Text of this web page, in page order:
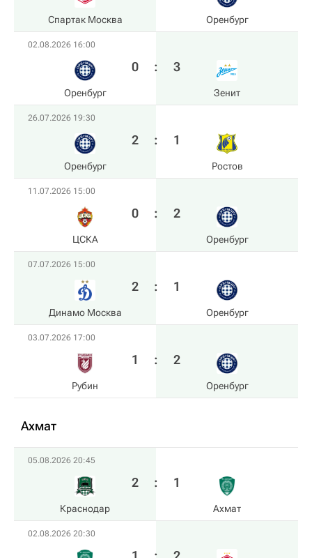
Спартак Москва Оренбург
02.08.2026 16:00
Оренбург
0 : 3
Зенит
26.07.2026 19:30
Оренбург
2 : 1
Ростов
11.07.2026 15:00
ЦСКА
0 : 2
Оренбург
07.07.2026 15:00
Динамо Москва
2 : 1
Оренбург
03.07.2026 17:00
Рубин
1 : 2
Оренбург
Ахмат
05.08.2026 20:45
Краснодар
2 : 1
Ахмат
02.08.2026 20:30